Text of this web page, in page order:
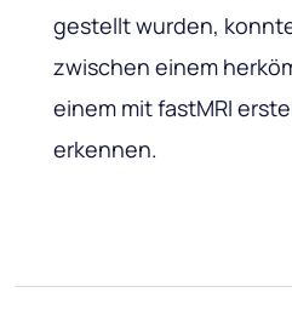
gestellt wurden,
zwischen einem
einem mit fastMRI
erkennen.